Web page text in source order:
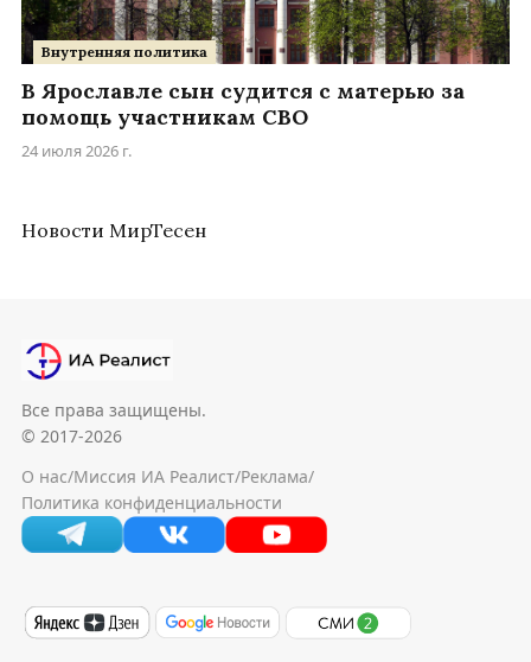
Внутренняя политика
В Ярославле сын судится с матерью за
помощь участникам СВО
24 июля 2026 г.
Новости МирТесен
Все права защищены.
© 2017-2026
О нас/Миссия ИА Реалист/Реклама/
Политика конфиденциальности